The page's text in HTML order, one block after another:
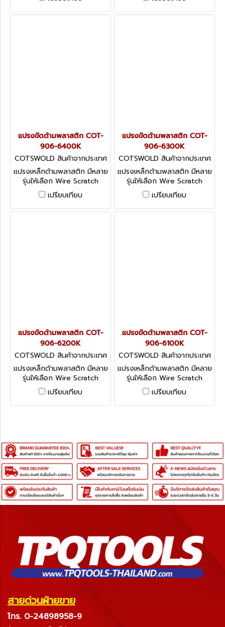
แปรงขัดด้ามพลาสติก COT-
906-6400K
COTSWOLD สินค้าจากประเทศ
อังกฤษ COT-906-6400K
แปรงเหล็กด้ามพลาสติก มีหลาย
รุ่นให้เลือก Wire Scratch
Brushes
เปรียบเทียบ
แปรงขัดด้ามพลาสติก COT-
906-6300K
COTSWOLD สินค้าจากประเทศ
อังกฤษ COT-906-6300K
แปรงเหล็กด้ามพลาสติก มีหลาย
รุ่นให้เลือก Wire Scratch
Brushes
เปรียบเทียบ
แปรงขัดด้ามพลาสติก COT-
906-6200K
COTSWOLD สินค้าจากประเทศ
อังกฤษ COT-906-6200K
แปรงเหล็กด้ามพลาสติก มีหลาย
รุ่นให้เลือก Wire Scratch
Brushes
เปรียบเทียบ
แปรงขัดด้ามพลาสติก COT-
906-6100K
COTSWOLD สินค้าจากประเทศ
อังกฤษ COT-906-6100K
แปรงเหล็กด้ามพลาสติก มีหลาย
รุ่นให้เลือก Wire Scratch
Brushes
เปรียบเทียบ
สายด่วนฝ่ายขาย
โทร. 0-24898958-9